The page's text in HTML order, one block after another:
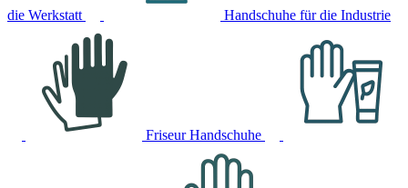
die Werkstatt Handschuhe für die Industrie
Friseur Handschuhe